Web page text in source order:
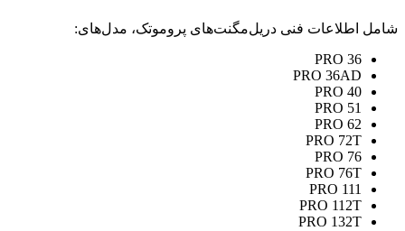
شامل اطلاعات فنی دریل‌مگنت‌های پروموتک، مدل‌های:
PRO 36
PRO 36AD
PRO 40
PRO 51
PRO 62
PRO 72T
PRO 76
PRO 76T
PRO 111
PRO 112T
PRO 132T